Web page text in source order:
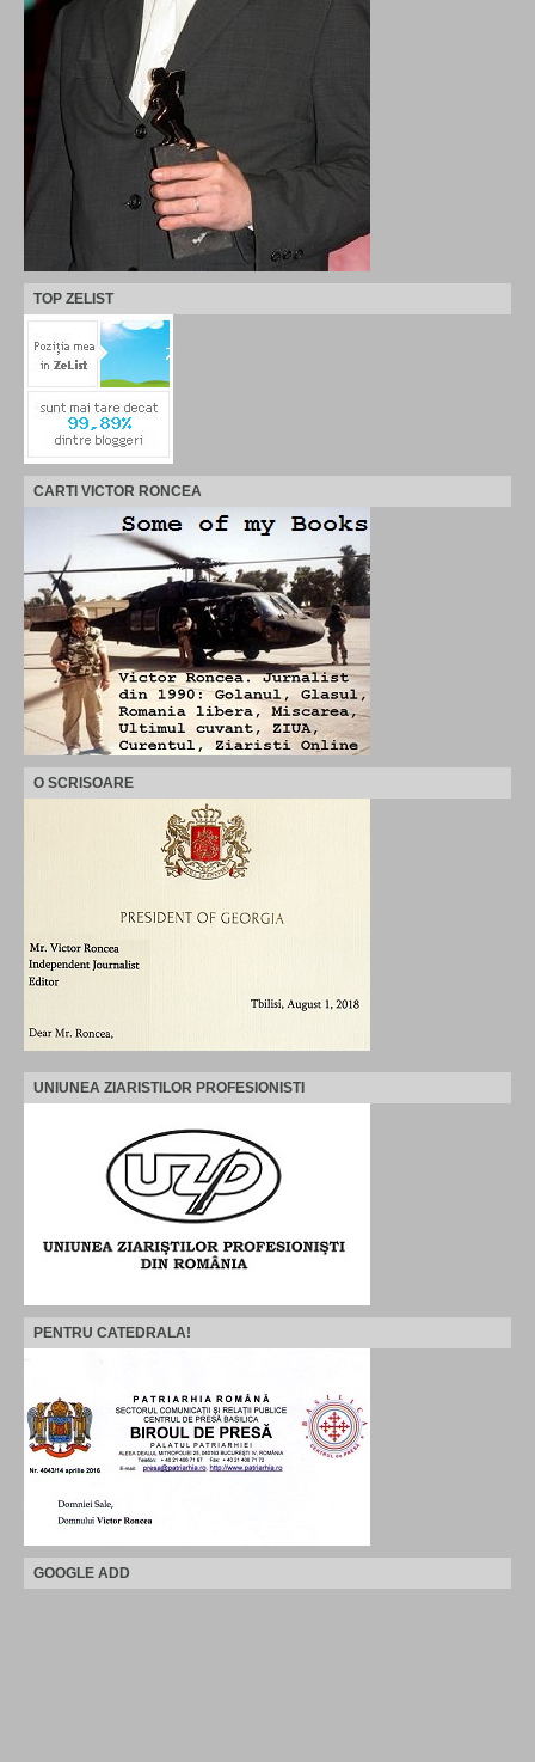
TOP ZELIST
CARTI VICTOR RONCEA
O SCRISOARE
UNIUNEA ZIARISTILOR PROFESIONISTI
PENTRU CATEDRALA!
GOOGLE ADD